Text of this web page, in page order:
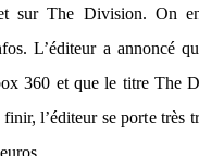
et sur The Division. On
L’éditeur a annoncé
360 et que le titre The
l’éditeur se porte très